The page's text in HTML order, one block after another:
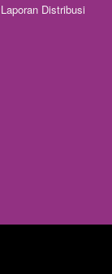
Laporan Distribusi